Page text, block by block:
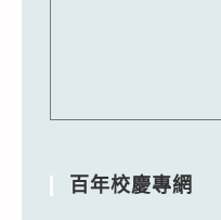
百年校慶專網